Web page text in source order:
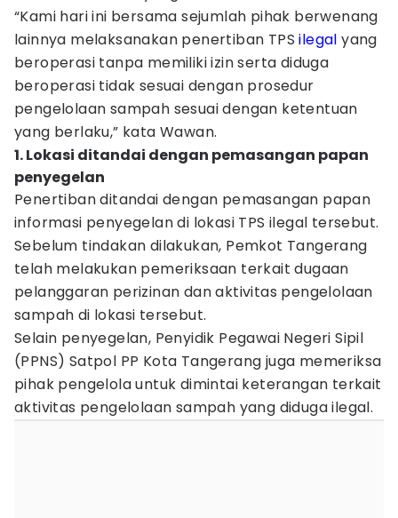
“Kami hari ini bersama sejumlah pihak berwenang
lainnya melaksanakan penertiban TPSilegal yang
beroperasi tanpa memiliki izin serta diduga
beroperasi tidak sesuai dengan prosedur
pengelolaan sampah sesuai dengan ketentuan
yang berlaku,” kata Wawan.
1. Lokasi ditandai dengan pemasangan papan
penyegelan
Penertiban ditandai dengan pemasangan papan
informasi penyegelan di lokasi TPS ilegal tersebut.
Sebelum tindakan dilakukan, Pemkot Tangerang
telah melakukan pemeriksaan terkait dugaan
pelanggaran perizinan dan aktivitas pengelolaan
sampah di lokasi tersebut.
Selain penyegelan, Penyidik Pegawai Negeri Sipil
(PPNS) Satpol PP Kota Tangerang juga memeriksa
pihak pengelola untuk dimintai keterangan terkait
aktivitas pengelolaan sampah yang diduga ilegal.